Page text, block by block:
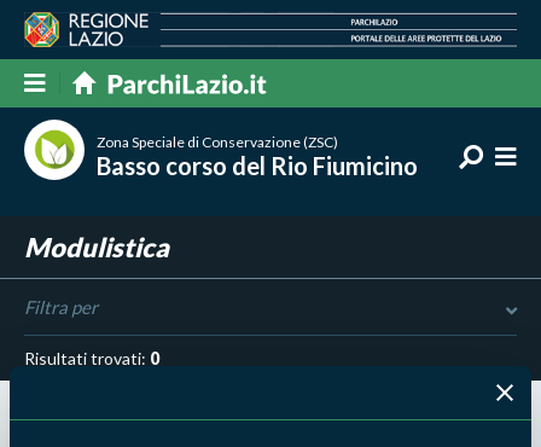
Zona Speciale di Conservazione (ZSC)
Basso corso del Rio Fiumicino
Modulistica
Filtra per
Risultati trovati: 0